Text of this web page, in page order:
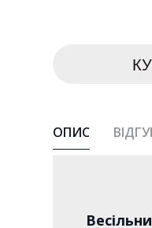
ОПИС